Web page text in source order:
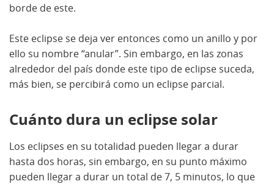
borde de este.
Este eclipse se deja ver entonces como un anillo y por
ello su nombre “anular”. Sin embargo, en las zonas
alrededor del país donde este tipo de eclipse suceda,
más bien, se percibirá como un eclipse parcial.
Cuánto dura un eclipse solar
Los eclipses en su totalidad pueden llegar a durar
hasta dos horas, sin embargo, en su punto máximo
pueden llegar a durar un total de 7, 5 minutos, lo que